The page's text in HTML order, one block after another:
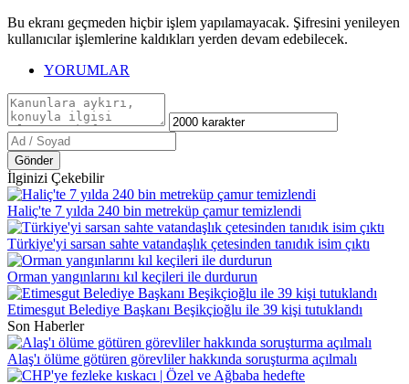
Bu ekranı geçmeden hiçbir işlem yapılamayacak. Şifresini yenileyen
kullanıcılar işlemlerine kaldıkları yerden devam edebilecek.
YORUMLAR
Gönder
İlginizi Çekebilir
Haliç'te 7 yılda 240 bin metreküp çamur temizlendi
Türkiye'yi sarsan sahte vatandaşlık çetesinden tanıdık isim çıktı
Orman yangınlarını kıl keçileri ile durdurun
Etimesgut Belediye Başkanı Beşikçioğlu ile 39 kişi tutuklandı
Son Haberler
Alaş'ı ölüme götüren görevliler hakkında soruşturma açılmalı